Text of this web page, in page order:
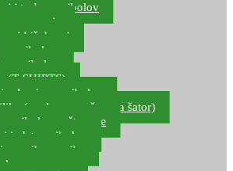
i torbe za ribolov
spavanje
kišobrani
za ribolov
za ribolov
(T-SHIRTS)
rukavice za ribolov
(naglavne, ručne, za šator)
za ribolovne štapove
i alat za ribolov
za prihranu ribe
kamp oprema